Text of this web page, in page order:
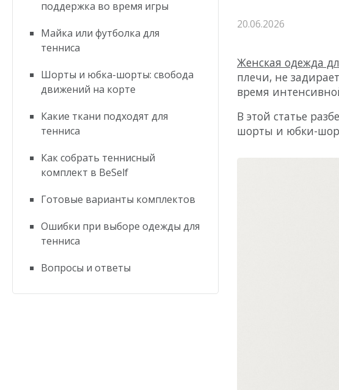
Оплата
Доставка
Ткани BeSelf
Контакты
Оптовым клиентам
Носки
поддержка во время игры
Майка или футболка для
тенниса
Шорты и юбка-шорты: свобода
движений на корте
Какие ткани подходят для
тенниса
Как собрать теннисный
комплект в BeSelf
Готовые варианты комплектов
Ошибки при выборе одежды для
тенниса
Вопросы и ответы
20.06.2026
Женская одежда
плечи, не
время
В этой статье
шорты и юбки-